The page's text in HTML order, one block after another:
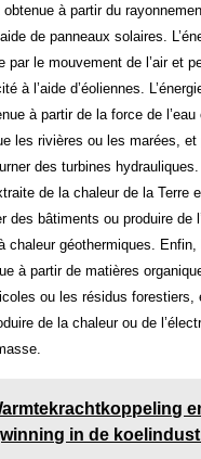
obtenue à partir du
de panneaux solaires.
par le mouvement de l’air et
à l’aide d’éoliennes.
à partir de la force de l’eau
les rivières ou les marées, et
des turbines hydrauliques.
de la chaleur de la Terre
des bâtiments ou produire de
chaleur géothermiques. Enfin,
à partir de matières
ou les résidus forestiers,
de la chaleur ou de
in de